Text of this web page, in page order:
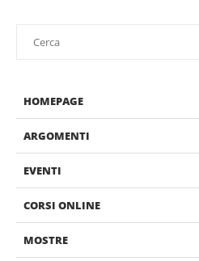
HOMEPAGE
ARGOMENTI
EVENTI
CORSI ONLINE
MOSTRE